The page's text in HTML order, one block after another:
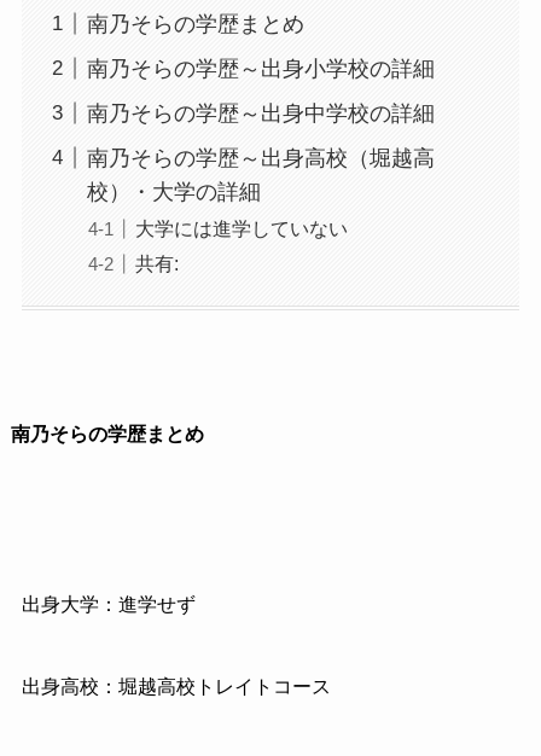
南乃そらの学歴まとめ
南乃そらの学歴～出身小学校の詳細
南乃そらの学歴～出身中学校の詳細
南乃そらの学歴～出身高校（堀越高
校）・大学の詳細
大学には進学していない
共有:
南乃そらの学歴まとめ
出身大学：進学せず
出身高校：堀越高校トレイトコース